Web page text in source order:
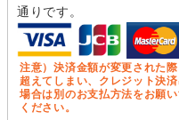
通りです。
注意）決済金額が変更された
超えてしまい、クレジット決
場合は別のお支払方法をお願
ください。